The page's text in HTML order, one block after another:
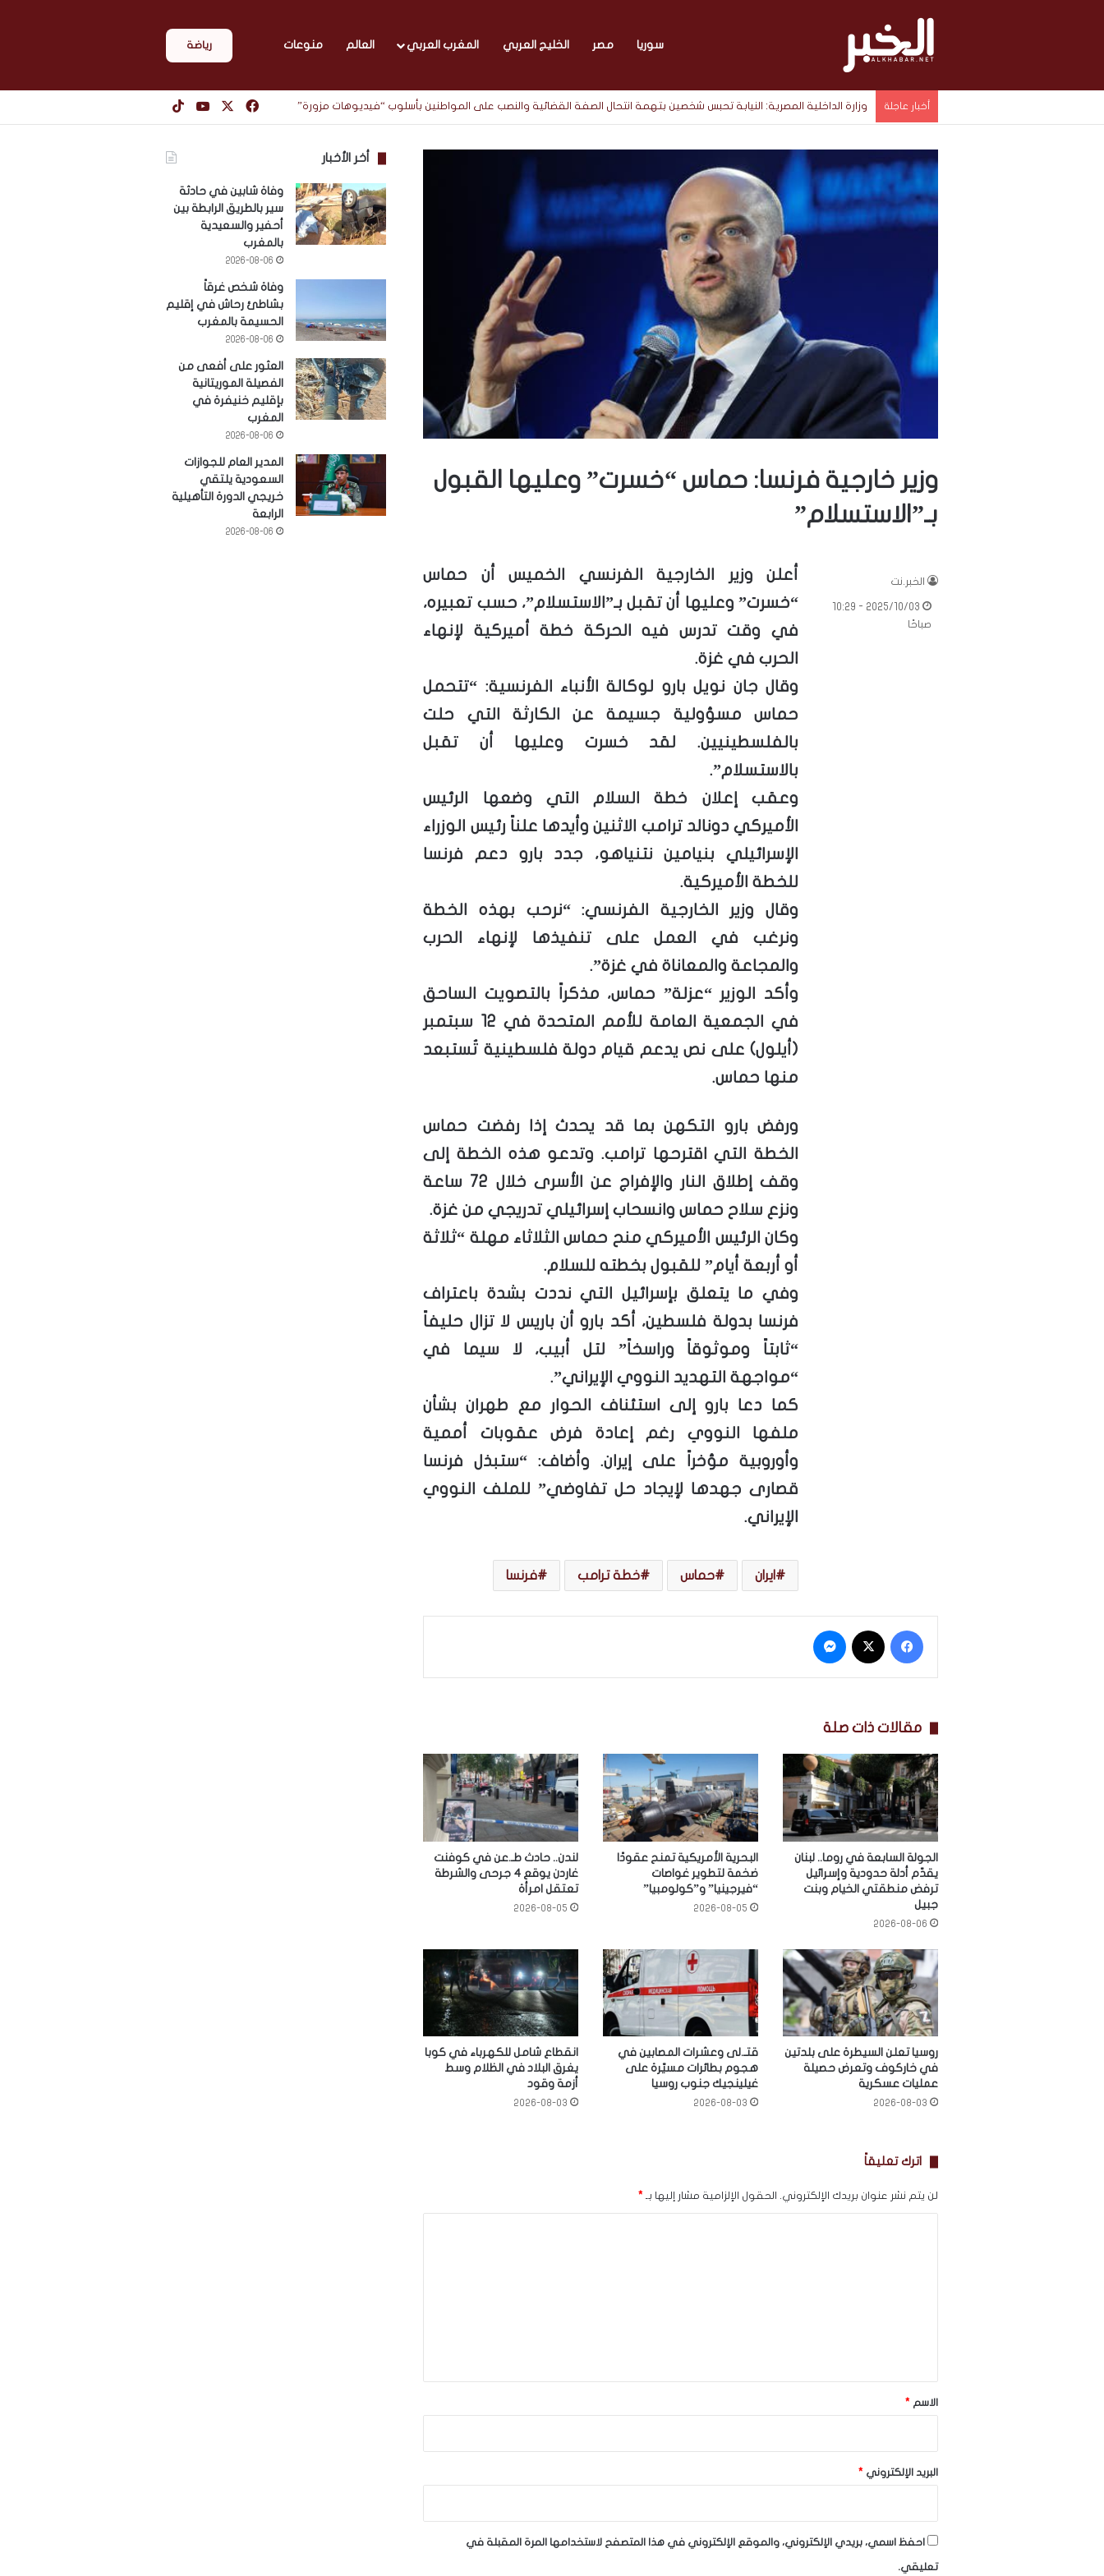
سوريا مصر الخليج العربي المغرب العربي العالم منوعات رياضة
أخبار عاجلة وزارة الداخلية المصرية: النيابة تحبس شخصين بتهمة انتحال الصفة القضائية والنصب على المواطنين بأسلوب “فيديوهات مزورة” فيسبوك‫YouTube
وزير خارجية فرنسا: حماس “خسرت” وعليها القبول
بـ”الاستسلام”
أعلن وزير الخارجية الفرنسي الخميس أن حماس
“خسرت” وعليها أن تقبل بـ”الاستسلام”، حسب تعبيره،
في وقت تدرس فيه الحركة خطة أميركية لإنهاء
الحرب في غزة.
وقال جان نويل بارو لوكالة الأنباء الفرنسية: “تتحمل
حماس مسؤولية جسيمة عن الكارثة التي حلت
بالفلسطينيين. لقد خسرت وعليها أن تقبل
بالاستسلام”.
وعقب إعلان خطة السلام التي وضعها الرئيس
الأميركي دونالد ترامب الاثنين وأيدها علناً رئيس الوزراء
الإسرائيلي بنيامين نتنياهو، جدد بارو دعم فرنسا
للخطة الأميركية.
وقال وزير الخارجية الفرنسي: “نرحب بهذه الخطة
ونرغب في العمل على تنفيذها لإنهاء الحرب
والمجاعة والمعاناة في غزة”.
وأكد الوزير “عزلة” حماس، مذكراً بالتصويت الساحق
في الجمعية العامة للأمم المتحدة في 12 سبتمبر
(أيلول) على نص يدعم قيام دولة فلسطينية تُستبعد
منها حماس.
ورفض بارو التكهن بما قد يحدث إذا رفضت حماس
الخطة التي اقترحها ترامب. وتدعو هذه الخطة إلى
وقف إطلاق النار والإفراج عن الأسرى خلال 72 ساعة
ونزع سلاح حماس وانسحاب إسرائيلي تدريجي من غزة.
وكان الرئيس الأميركي منح حماس الثلاثاء مهلة “ثلاثة
أو أربعة أيام” للقبول بخطته للسلام.
وفي ما يتعلق بإسرائيل التي نددت بشدة باعتراف
فرنسا بدولة فلسطين، أكد بارو أن باريس لا تزال حليفاً
“ثابتاً وموثوقاً وراسخاً” لتل أبيب، لا سيما في
“مواجهة التهديد النووي الإيراني”.
كما دعا بارو إلى استئناف الحوار مع طهران بشأن
ملفها النووي رغم إعادة فرض عقوبات أممية
وأوروبية مؤخراً على إيران. وأضاف: “ستبذل فرنسا
قصارى جهدها لإيجاد حل تفاوضي” للملف النووي
الإيراني.
ايران حماس خطة ترامب فرنسا
الخبر.نت
2025/10/03 - 10:29
صباحًا
فيسبوك
مقالات ذات صلة
الجولة السابعة في روما.. لبنان
يقدّم أدلة حدودية وإسرائيل
ترفض منطقتي الخيام وبنت
جبيل
2026-08-06
البحرية الأمريكية تمنح عقودًا
ضخمة لتطوير غواصات
“فيرجينيا” و”كولومبيا”
2026-08-05
لندن.. حادث طـ.عن في كوفنت
غاردن يوقع 4 جرحى والشرطة
تعتقل امرأة
2026-08-05
روسيا تعلن السيطرة على بلدتين
في خاركوف وتعرض حصيلة
عمليات عسكرية
2026-08-03
قتـ.لى وعشرات المصابين في
هجوم بطائرات مسيّرة على
غيلينجيك جنوب روسيا
2026-08-03
انقطاع شامل للكهرباء في كوبا
يغرق البلاد في الظلام وسط
أزمة وقود
2026-08-03
اترك تعليقاً
لن يتم نشر عنوان بريدك الإلكتروني. الحقول الإلزامية مشار إليها بـ *
*الاسم *
البريد الإلكتروني *
احفظ اسمي، بريدي الإلكتروني، والموقع الإلكتروني في هذا المتصفح لاستخدامها المرة المقبلة في
تعليقي.
أخر الأخبار
وفاة شابين في حادثة
سير بالطريق الرابطة بين
أحفير والسعيدية
بالمغرب
2026-08-06
وفاة شخص غرقاً
بشاطئ رحاش في إقليم
الحسيمة بالمغرب
2026-08-06
العثور على أفعى من
الفصيلة الموريتانية
بإقليم خنيفرة في
المغرب
2026-08-06
المدير العام للجوازات
السعودية يلتقي
خريجي الدورة التأهيلية
الرابعة
2026-08-06